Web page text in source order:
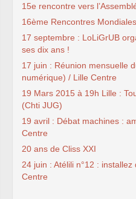
15e rencontre vers
16ème Rencontres
17 septembre : LoLiGrUB
ses dix ans !
17 juin : Réunion mensuelle
numérique) / Lille Centre
19 Mars 2015 à 19h Lille :
(Chti JUG)
19 avril : Débat machines :
Centre
20 ans de Cliss XXI
24 juin : Atélili n°12 :
Centre